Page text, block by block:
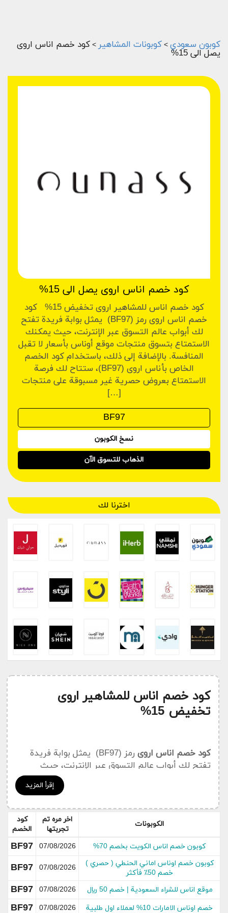
كوبون سعودي > كوبونات المشاهير > كود خصم اناس اروى
يصل الى 15%
كود خصم اناس اروى يصل الى 15%
كود خصم اناس للمشاهير اروى تخفيض 15% كود
خصم اناس اروى رمز (BF97) يمثل بوابة فريدة تفتح
لك أبواب عالم التسوق عبر الإنترنت، حيث يمكنك
الاستمتاع بتسوق منتجات موقع أوناس بأسعار لا تقبل
المنافسة. بالإضافة إلى ذلك، باستخدام كود الخصم
الخاص بأناس اروى (BF97)، ستتاح لك فرصة
الاستمتاع بعروض حصرية غير مسبوقة على منتجات
[…]
نسخ الكوبون
الذهاب للتسوق الآن
اخترنا لك
إقرأ المزيد
كود خصم اناس للمشاهير اروى
تخفيض 15%
كود خصم اناس اروى
رمز (BF97) يمثل بوابة فريدة
تفتح لك أبواب عالم التسوق عبر الإنترنت، حيث
يمكنك الاستمتاع بتسوق منتجات موقع أوناس بأسعار
لا تقبل المنافسة. بالإضافة إلى ذلك، باستخدام كود
الاستمتاع بعروض حصرية غير مسبوقة على منتجات
المصممين الشهيرين المتاحة في المتجر. استفد من
عند استخدامكود خصم اناس اروى
المتجدد الذي
نقدمه لك من خلال موقع الكوبون الذهبي.
استمتعي بتخفيضات رائعة على تصاميمأميرة هارون،
مثل فستان الحرير الواسع باللون الأزرق. ولمظهر أنيق
ومريح، يمكنك اختيار الأوفرول الأسود بدون أكمام من
الكوبونات
اخر مره تم
تجربتها
كود
الخصم
كوبون خصم اناس الكويت بخصم 70%
07/08/2026
BF97
كوبون خصم اوناس اماني الحنطي ( حصري )
خصم 50٪ فأكثر
07/08/2026
BF97
موقع اناس للشراء السعودية | خصم 50 ريال 07/08/2026
BF97
خصم اوناس الامارات 10% لعملاء اول طلبية 07/08/2026
BF97